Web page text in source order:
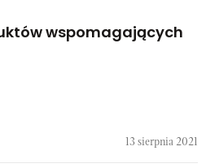
wspomagających
13 sierpnia 2021